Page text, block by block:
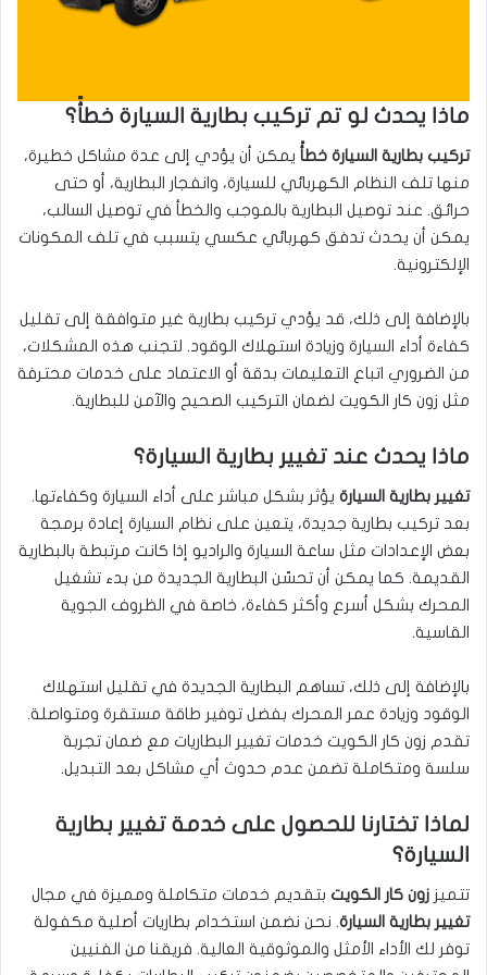
ماذا يحدث لو تم تركيب بطارية السيارة خطأً؟
تركيب بطارية السيارة خطأً يمكن أن يؤدي إلى عدة مشاكل خطيرة،
منها تلف النظام الكهربائي للسيارة، وانفجار البطارية، أو حتى
حرائق. عند توصيل البطارية بالموجب والخطأ في توصيل السالب،
يمكن أن يحدث تدفق كهربائي عكسي يتسبب في تلف المكونات
الإلكترونية.
بالإضافة إلى ذلك، قد يؤدي تركيب بطارية غير متوافقة إلى تقليل
كفاءة أداء السيارة وزيادة استهلاك الوقود. لتجنب هذه المشكلات،
من الضروري اتباع التعليمات بدقة أو الاعتماد على خدمات محترفة
مثل زون كار الكويت لضمان التركيب الصحيح والآمن للبطارية.
ماذا يحدث عند تغيير بطارية السيارة؟
تغيير بطارية السيارة يؤثر بشكل مباشر على أداء السيارة وكفاءتها.
بعد تركيب بطارية جديدة، يتعين على نظام السيارة إعادة برمجة
بعض الإعدادات مثل ساعة السيارة والراديو إذا كانت مرتبطة بالبطارية
القديمة. كما يمكن أن تحسّن البطارية الجديدة من بدء تشغيل
المحرك بشكل أسرع وأكثر كفاءة، خاصة في الظروف الجوية
القاسية.
بالإضافة إلى ذلك، تساهم البطارية الجديدة في تقليل استهلاك
الوقود وزيادة عمر المحرك بفضل توفير طاقة مستقرة ومتواصلة.
تقدم زون كار الكويت خدمات تغيير البطاريات مع ضمان تجربة
سلسة ومتكاملة تضمن عدم حدوث أي مشاكل بعد التبديل.
لماذا تختارنا للحصول على خدمة تغيير بطارية
السيارة؟
تتميز زون كار الكويت بتقديم خدمات متكاملة ومميزة في مجال
تغيير بطارية السيارة. نحن نضمن استخدام بطاريات أصلية مكفولة
توفر لك الأداء الأمثل والموثوقية العالية. فريقنا من الفنيين